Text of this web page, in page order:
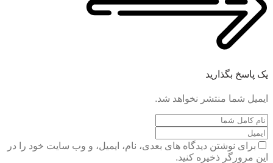
یک پاسخ بگذارید
ایمیل شما منتشر نخواهد شد.
برای نوشتن دیدگاه های بعدی، نام، ایمیل، و وب سایت خود را در
این مرورگر ذخیره کنید.